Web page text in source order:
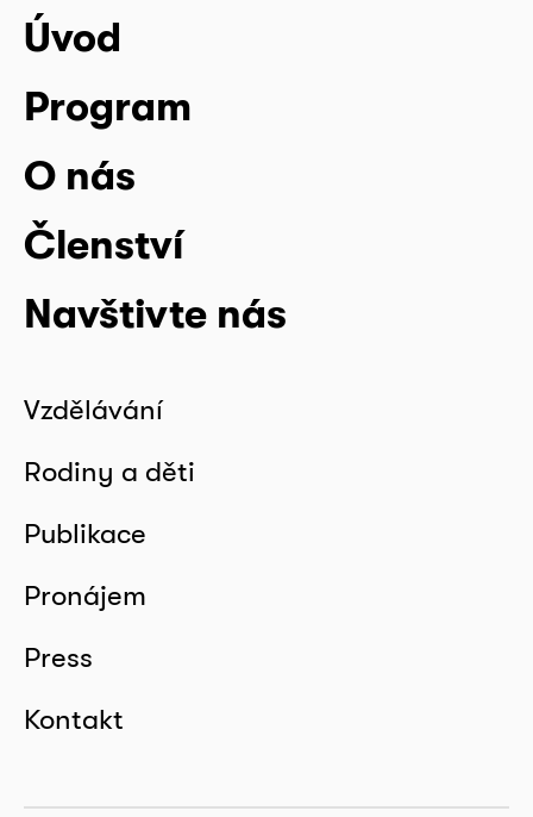
Úvod
Program
O nás
Členství
Navštivte nás
Vzdělávání
Rodiny a děti
Publikace
Pronájem
Press
Kontakt